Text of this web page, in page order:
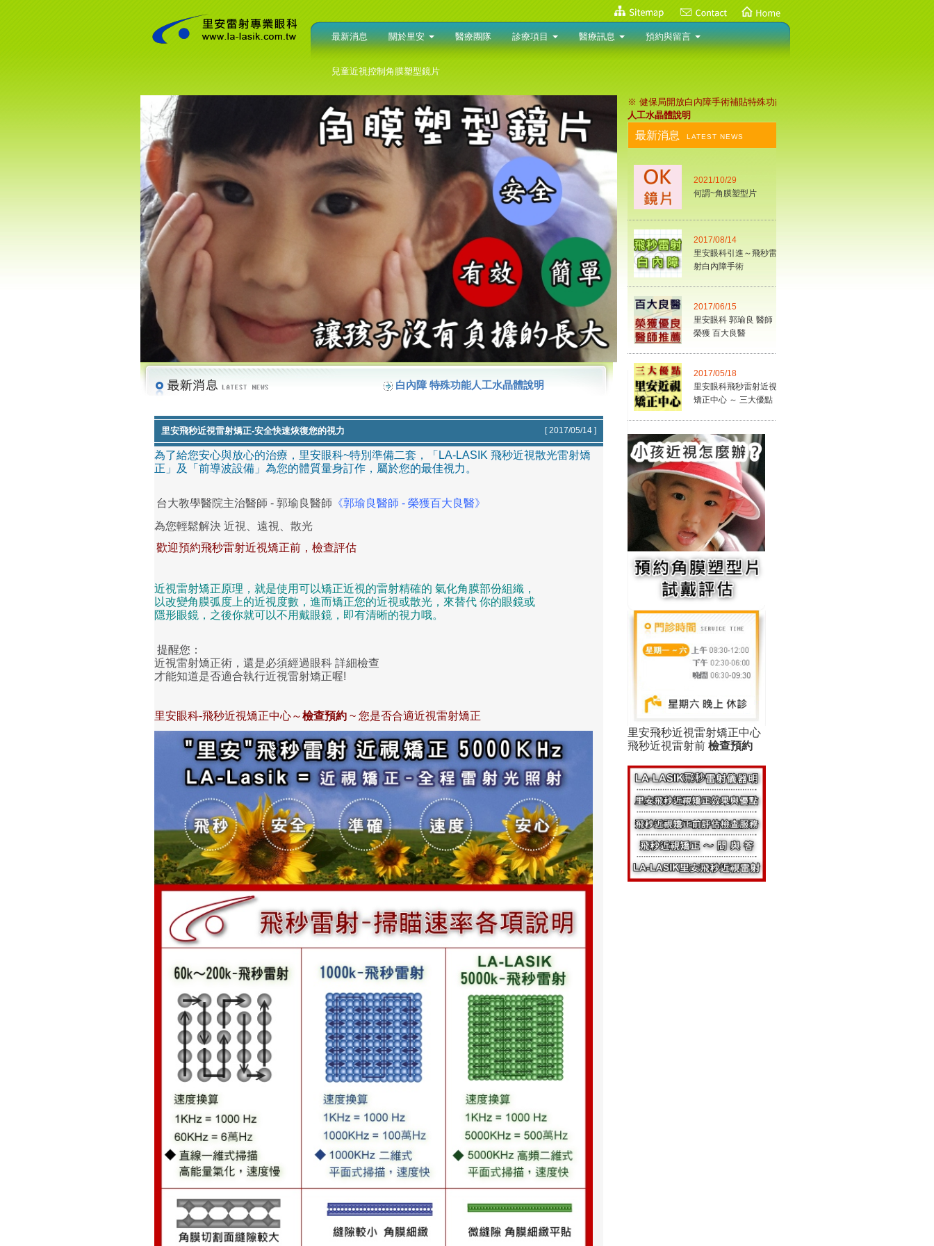
最新消息 關於里安 醫療團隊 診療項目 醫療訊息 預約與留言
兒童近視控制角膜塑型鏡片
白內障 特殊功能人工水晶體說明
里安飛秒近視雷射矯正-安全快速烣復您的視力 [ 2017/05/14 ]
為了給您安心與放心的治療，里安眼科~特別準備二套，「LA-LASIK 飛秒近視散光雷射矯
正」及「前導波設備」為您的體質量身訂作，屬於您的最佳視力。
台大教學醫院主治醫師 - 郭瑜良醫師 《郭瑜良醫師 - 榮獲百大良醫》
為您輕鬆解決 近視、遠視、散光
歡迎預約飛秒雷射近視矯正前，檢查評估
近視雷射矯正原理，就是使用可以矯正近視的雷射精確的 氣化角膜部份組織，
以改變角膜弧度上的近視度數，進而矯正您的近視或散光，來替代 你的眼鏡或
隱形眼鏡，之後你就可以不用戴眼鏡，即有清晰的視力哦。
提醒您：
近視雷射矯正術，還是必須經過眼科 詳細檢查
才能知道是否適合執行近視雷射矯正喔!
里安眼科-飛秒近視矯正中心～檢查預約 ~ 您是否合適近視雷射矯正
※ 健保局開放白內障手術補貼特殊功能
人工水晶體說明
最新消息 LATEST NEWS
2021/10/29
何謂~角膜塑型片
2017/08/14
里安眼科引進～飛秒雷
射白內障手術
2017/06/15
里安眼科 郭瑜良 醫師，
榮獲 百大良醫
2017/05/18
里安眼科飛秒雷射近視
矯正中心 ～ 三大優點
里安飛秒近視雷射矯正中心
飛秒近視雷射前檢查預約